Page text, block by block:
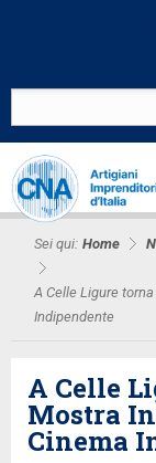
Sei qui: Home
A Celle Ligure
Indipendente
A Celle
Mostra
Cinema